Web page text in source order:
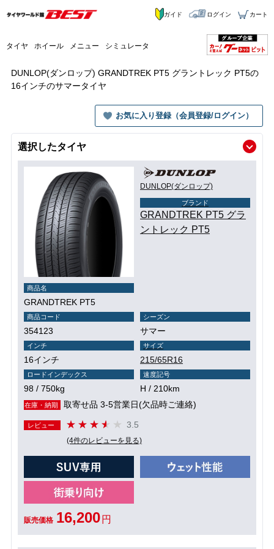
タイヤ ホイール メニュー シミュレータ
ガイド ログイン カート
DUNLOP(ダンロップ) GRANDTREK PT5 グラントレック PT5の
16インチのサマータイヤ
お気に入り登録（会員登録/ログイン）
選択したタイヤ
DUNLOP(ダンロップ)
ブランド
GRANDTREK PT5 グラ
ントレック PT5
商品名
GRANDTREK PT5
商品コード
354123
シーズン
サマー
インチ
16インチ
サイズ
215/65R16
ロードインデックス
98 / 750kg
速度記号
H / 210km
在庫・納期 取寄せ品 3-5営業日(欠品時ご連絡)
レビュー 3.5
(4件のレビューを見る)
販売価格 16,200 円